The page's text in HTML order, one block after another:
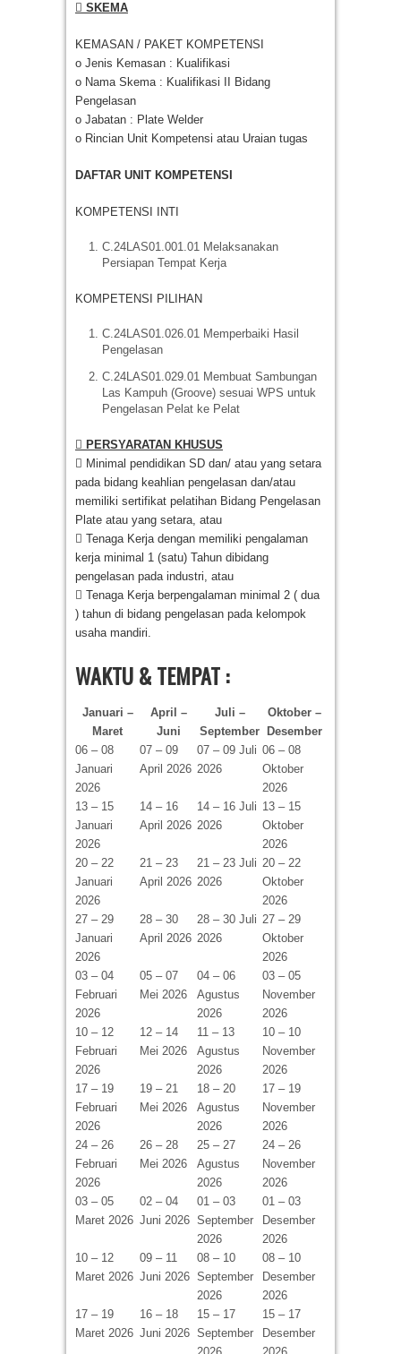
 SKEMA
KEMASAN / PAKET KOMPETENSI
o Jenis Kemasan : Kualifikasi
o Nama Skema : Kualifikasi II Bidang
Pengelasan
o Jabatan : Plate Welder
o Rincian Unit Kompetensi atau Uraian tugas
DAFTAR UNIT KOMPETENSI
KOMPETENSI INTI
C.24LAS01.001.01 Melaksanakan
Persiapan Tempat Kerja
KOMPETENSI PILIHAN
C.24LAS01.026.01 Memperbaiki Hasil
Pengelasan
C.24LAS01.029.01 Membuat Sambungan
Las Kampuh (Groove) sesuai WPS untuk
Pengelasan Pelat ke Pelat
 PERSYARATAN KHUSUS
 Minimal pendidikan SD dan/ atau yang setara
pada bidang keahlian pengelasan dan/atau
memiliki sertifikat pelatihan Bidang Pengelasan
Plate atau yang setara, atau
 Tenaga Kerja dengan memiliki pengalaman
kerja minimal 1 (satu) Tahun dibidang
pengelasan pada industri, atau
 Tenaga Kerja berpengalaman minimal 2 ( dua
) tahun di bidang pengelasan pada kelompok
usaha mandiri.
WAKTU & TEMPAT :
Januari –
Maret
April –
Juni
Juli –
September
Oktober –
Desember
06 – 08
Januari
2026
07 – 09
April 2026
07 – 09 Juli
2026
06 – 08
Oktober
2026
13 – 15
Januari
2026
14 – 16
April 2026
14 – 16 Juli
2026
13 – 15
Oktober
2026
20 – 22
Januari
2026
21 – 23
April 2026
21 – 23 Juli
2026
20 – 22
Oktober
2026
27 – 29
Januari
2026
28 – 30
April 2026
28 – 30 Juli
2026
27 – 29
Oktober
2026
03 – 04
Februari
2026
05 – 07
Mei 2026
04 – 06
Agustus
2026
03 – 05
November
2026
10 – 12
Februari
2026
12 – 14
Mei 2026
11 – 13
Agustus
2026
10 – 10
November
2026
17 – 19
Februari
2026
19 – 21
Mei 2026
18 – 20
Agustus
2026
17 – 19
November
2026
24 – 26
Februari
2026
26 – 28
Mei 2026
25 – 27
Agustus
2026
24 – 26
November
2026
03 – 05
Maret 2026
02 – 04
Juni 2026
01 – 03
September
2026
01 – 03
Desember
2026
10 – 12
Maret 2026
09 – 11
Juni 2026
08 – 10
September
2026
08 – 10
Desember
2026
17 – 19
Maret 2026
16 – 18
Juni 2026
15 – 17
September
15 – 17
Desember